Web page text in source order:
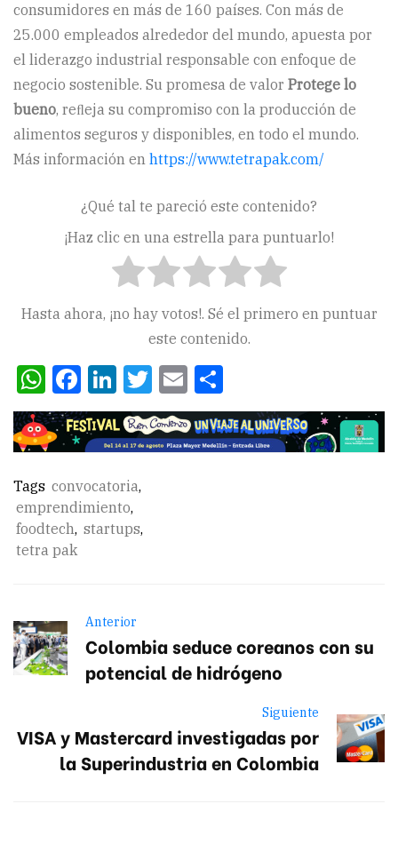
consumidores en más de 160 países. Con más de
25.000 empleados alrededor del mundo, apuesta por
el liderazgo industrial responsable con enfoque de
negocio sostenible. Su promesa de valor Protege lo
bueno, reﬂeja su compromiso con la producción de
alimentos seguros y disponibles, en todo el mundo.
Más información en https://www.tetrapak.com/
¿Qué tal te pareció este contenido?
¡Haz clic en una estrella para puntuarlo!
Hasta ahora, ¡no hay votos!. Sé el primero en puntuar
este contenido.
WhatsApp
Facebook
LinkedIn
Twitter
Email
Tags convocatoria,
emprendimiento,
foodtech, startups,
tetra pak
Anterior
Colombia seduce coreanos con su
potencial de hidrógeno
Siguiente
VISA y Mastercard investigadas por
la Superindustria en Colombia